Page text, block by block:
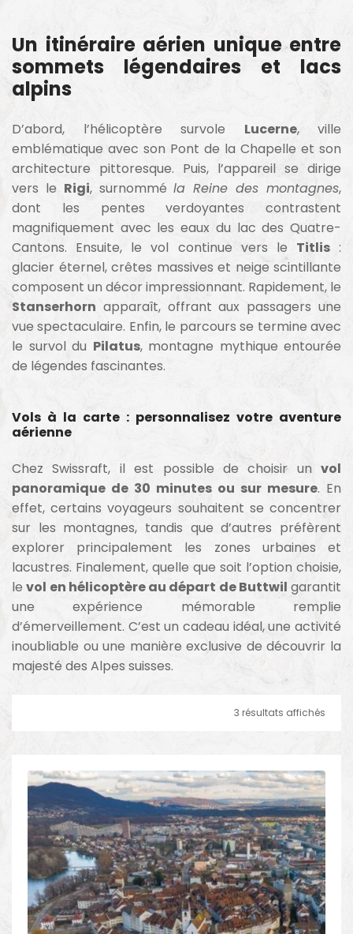
Un itinéraire aérien unique entre
sommets légendaires et lacs
alpins
D’abord, l’hélicoptère survole Lucerne, ville
emblématique avec son Pont de la Chapelle et son
architecture pittoresque. Puis, l’appareil se dirige
vers le Rigi, surnomméla Reine des montagnes,
dont les pentes verdoyantes contrastent
magnifiquement avec les eaux du lac des Quatre-
Cantons. Ensuite, le vol continue vers le Titlis:
glacier éternel, crêtes massives et neige scintillante
composent un décor impressionnant. Rapidement, le
Stanserhorn apparaît, offrant aux passagers une
vue spectaculaire. Enfin, le parcours se termine avec
le survol du Pilatus, montagne mythique entourée
de légendes fascinantes.
Vols à la carte : personnalisez votre aventure
aérienne
Chez Swissraft, il est possible de choisir un vol
panoramique de 30 minutes ou sur mesure. En
effet, certains voyageurs souhaitent se concentrer
sur les montagnes, tandis que d’autres préfèrent
explorer principalement les zones urbaines et
lacustres. Finalement, quelle que soit l’option choisie,
levol en hélicoptère au départ de Buttwil garantit
une expérience mémorable remplie
d’émerveillement. C’est un cadeau idéal, une activité
inoubliable ou une manière exclusive de découvrir la
majesté des Alpes suisses.
3 résultats affichés